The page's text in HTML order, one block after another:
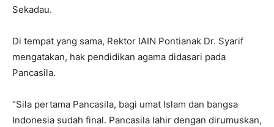
Sekadau.
Di tempat yang sama, Rektor IAIN Pontianak Dr. Syarif
mengatakan, hak pendidikan agama didasari pada
Pancasila.
“Sila pertama Pancasila, bagi umat Islam dan bangsa
Indonesia sudah final. Pancasila lahir dengan dirumuskan,